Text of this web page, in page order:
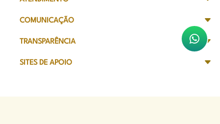
COMUNICAÇÃO
TRANSPARÊNCIA
SITES DE APOIO